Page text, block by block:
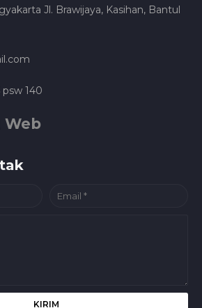
Jl. Brawijaya, Kasihan, Bantul
psw 140
Web